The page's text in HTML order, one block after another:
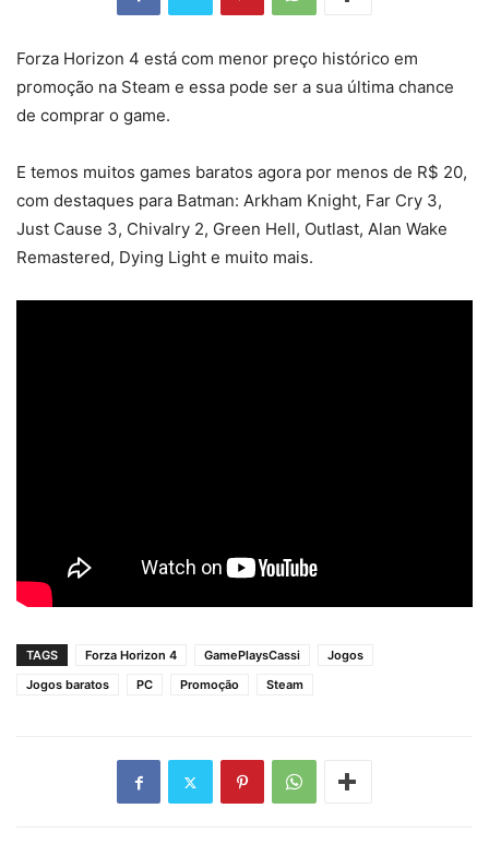
Forza Horizon 4 está com menor preço histórico em
promoção na Steam e essa pode ser a sua última chance
de comprar o game.
E temos muitos games baratos agora por menos de R$ 20,
com destaques para Batman: Arkham Knight, Far Cry 3,
Just Cause 3, Chivalry 2, Green Hell, Outlast, Alan Wake
Remastered, Dying Light e muito mais.
TAGS Forza Horizon 4 GamePlaysCassi
Jogos
Jogos baratos
PC Promoção Steam